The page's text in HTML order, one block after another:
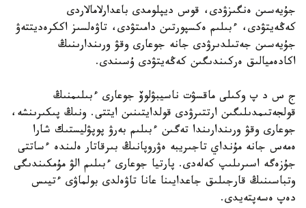
جۇيەسىن ەنگىزۋدى، قوس ديپلومدى باعدارلامالاردى
كەڭەيتۋدى، ءبىلىم ەكسپورتىن دامىتۋدى، تاۋەلسىز اككرەديتتەۋ
جۇيەسىن جەتىلدىرۋدى جانە جوعارى وقۋ ورىندارىنىڭ
اكادەميالىق ەركىندىگىن كەڭەيتۋدى ۇسىندى.
ج س د پ وكىلى ماقسۋت ناسيبۋلوۆ جوعارى ءبىلىمنىڭ
قولجەتىمدىلىگىن ارتتىرۋدى قولدايتىنىن ايتتى. ونىڭ پىكىرىنشە،
جوعارى وقۋ ورىندارىندا تەگىن ءبىلىم بەرۋ پوپۋليستىك شارا
ەمەس جانە مۇنداي تاجىريبە ەۋروپانىڭ بىرقاتار ەلىندە ءساتتى
جۇزەگە اسىرىلىپ كەلەدى. پارتيا جوعارى ءبىلىم الۋ مۇمكىندىگى
وتباسىنىڭ قارجىلىق جاعدايىنا عانا تاۋەلدى بولماۋى ءتيىس
دەپ ەسەپتەيدى.